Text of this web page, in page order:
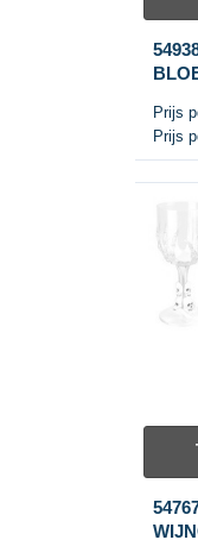
Prijs
Prijs